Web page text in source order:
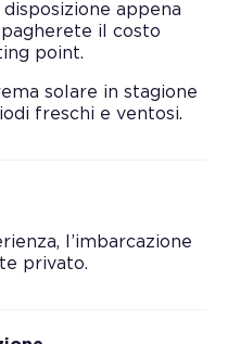
appena
il costo
point.
solare in stagione
freschi e ventosi.
l’imbarcazione
privato.